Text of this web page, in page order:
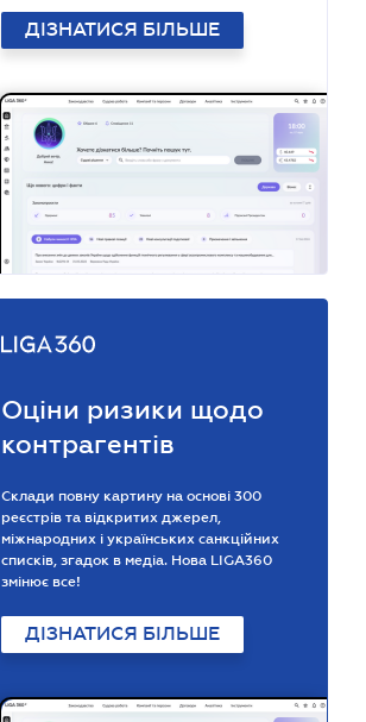
ДІЗНАТИСЯ БІЛЬШЕ
Оціни ризики щодо
контрагентів
Склади повну картину на основі 300
реєстрів та відкритих джерел,
міжнародних і українських санкційних
списків, згадок в медіа. Нова LIGA360
змінює все!
ДІЗНАТИСЯ БІЛЬШЕ